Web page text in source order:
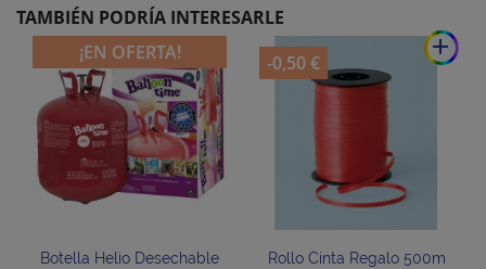
TAMBIÉN PODRÍA INTERESARLE
Botella Helio Desechable
¡EN OFERTA! add
Rollo Cinta Regalo 500m
-0,50 €